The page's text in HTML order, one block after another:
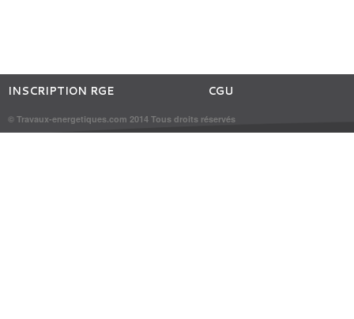
INSCRIPTION RGE CGU
© Travaux-energetiques.com 2014 Tous droits réservés